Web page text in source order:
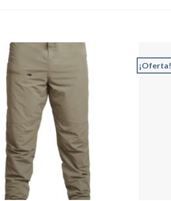
¡Oferta!